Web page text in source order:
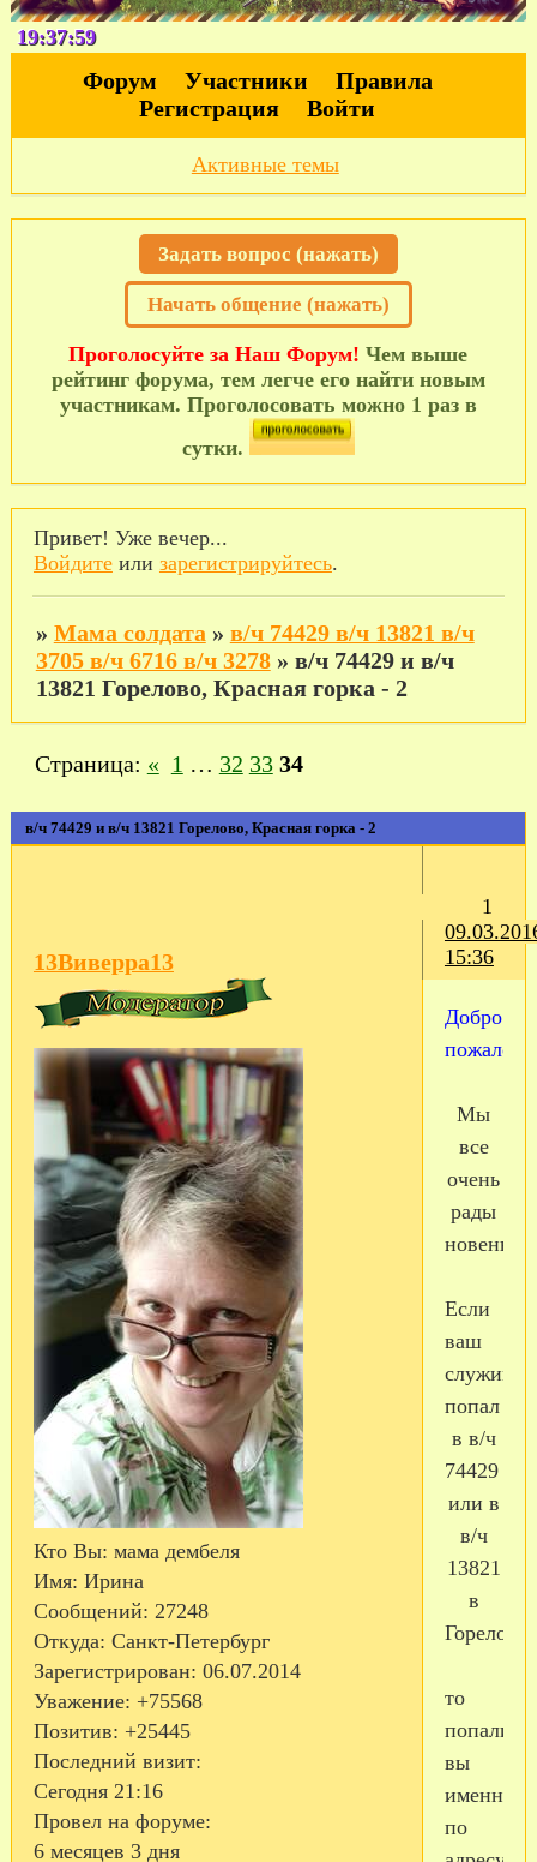
19:38:00
Форум Участники
Правила
Регистрация
Войти
Активные темы
Задать вопрос (нажать)
Начать общение (нажать)
Проголосуйте за Наш Форум! Чем выше
рейтинг форума, тем легче его найти новым
участникам. Проголосовать можно 1 раз в
сутки.
Привет! Уже вечер...
Войдитеили зарегистрируйтесь.
» Мама солдата » в/ч 74429 в/ч 13821 в/ч
3705 в/ч 6716 в/ч 3278 » в/ч 74429 и в/ч
13821 Горелово, Красная горка - 2
в/ч 74429 и в/ч 13821 Горелово, Красная горка - 2
Страница: « 1 … 32 33 34
1
15:36
13Виверра13
Кто Вы: мама дембеля
Имя: Ирина
Сообщений: 27248
Откуда: Санкт-Петербург
Зарегистрирован: 06.07.2014
Уважение: +75568
Позитив: +25445
Последний визит:
Сегодня 21:16
Провел на форуме:
6 месяцев 3 дня
Добро
Мы
все
очень
рады
Если
ваш
попал
в в/ч
74429
или в
в/ч
13821
в
Горелово
то
попали
вы
именно
по